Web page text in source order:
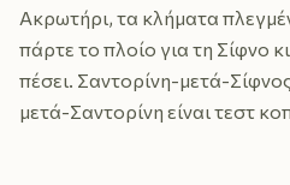
Ακρωτήρι, τα κλήματα
πάρτε το πλοίο για τη Σίφνο
πέσει. Σαντορίνη-μετά-
μετά-Σαντορίνη είναι τεστ